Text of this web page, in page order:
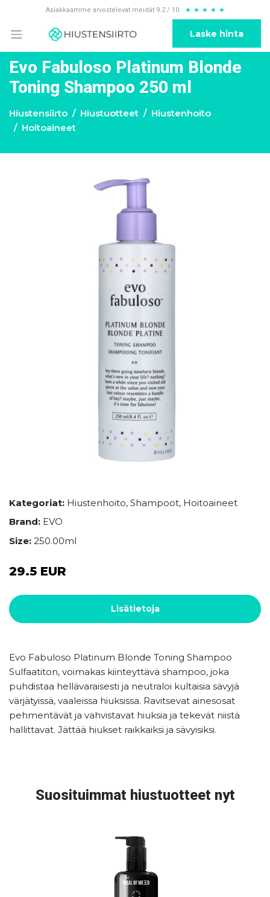
Asiakkaamme arvostelevat meidät 9.2 / 10 ★ ★ ★ ★ ★
Laske hinta
Evo Fabuloso Platinum Blonde
Toning Shampoo 250 ml
Hiustensiirto Hiustuotteet
Hiustenhoito
Hoitoaineet
Kategoriat: Hiustenhoito, Shampoot, Hoitoaineet
Brand: EVO
Size: 250.00ml
29.5 EUR
Lisätietoja
Evo Fabuloso Platinum Blonde Toning Shampoo
Sulfaatiton, voimakas kiinteyttävä shampoo, joka
puhdistaa hellävaraisesti ja neutraloi kultaisia sävyjä
värjätyissä, vaaleissa hiuksissa. Ravitsevat ainesosat
pehmentävät ja vahvistavat hiuksia ja tekevät niistä
hallittavat. Jättää hiukset raikkaiksi ja sävyisiksi.
Suosituimmat hiustuotteet nyt